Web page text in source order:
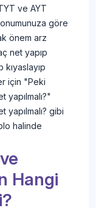
ve AYT
göre
önem arz
net yapıp
için "Peki
gibi
halinde
Hangi